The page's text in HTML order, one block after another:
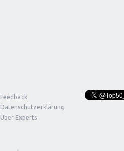
Feedback
Datenschutzerklärung
Über Experts